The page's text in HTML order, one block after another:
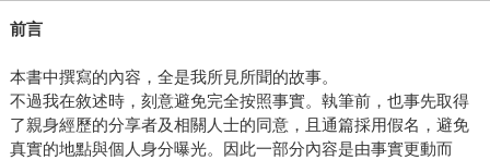
前言
本書中撰寫的內容，全是我所見所聞的故事。
不過我在敘述時，刻意避免完全按照事實。執筆前，也事先取得
了親身經歷的分享者及相關人士的同意，且通篇採用假名，避免
真實的地點與個人身分曝光。因此一部分內容是由事實更動而